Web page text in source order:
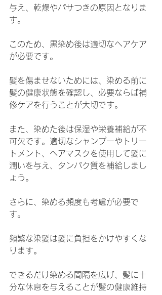
与え、乾燥やパサつきの原因となりま
す。
このため、黒染め後は適切なヘアケア
が必要です。
髪を傷ませないためには、染める前に
髪の健康状態を確認し、必要ならば補
修ケアを行うことが大切です。
また、染めた後は保湿や栄養補給が不
可欠です。適切なシャンプーやトリー
トメント、ヘアマスクを使用して髪に
潤いを与え、タンパク質を補給しまし
ょう。
さらに、染める頻度も考慮が必要で
す。
頻繁な染髪は髪に負担をかけやすくな
ります。
できるだけ染める間隔を広げ、髪に十
分な休息を与えることが髪の健康維持